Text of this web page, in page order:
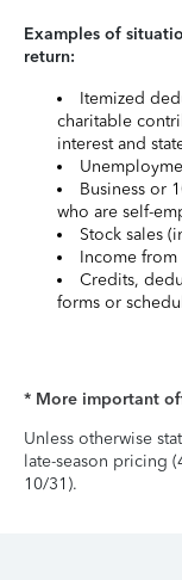
Examples of
return:
Itemized
charitable
interest and
Business or
who are self-
Stock sales
Income
Credits,
forms or
* More important
Unless otherwise
late-season pricing
10/31).